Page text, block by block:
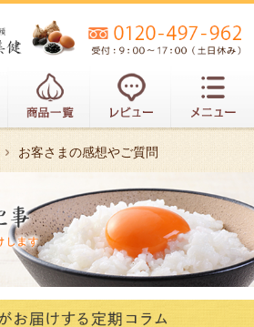
お客さまの感想やご質問